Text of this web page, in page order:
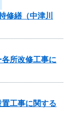
修繕（中津川
各所改修工事に
置工事に関する